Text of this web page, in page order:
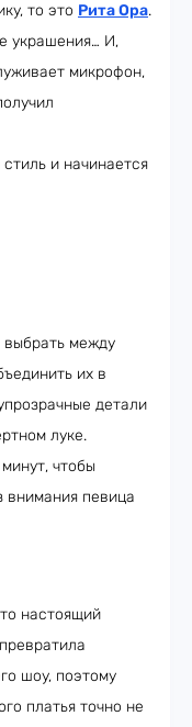
то это Рита Ора.
украшения… И,
микрофон,
и начинается
выбрать между
их в
детали
луке.
чтобы
внимания певица
настоящий
шоу, поэтому
платья точно не